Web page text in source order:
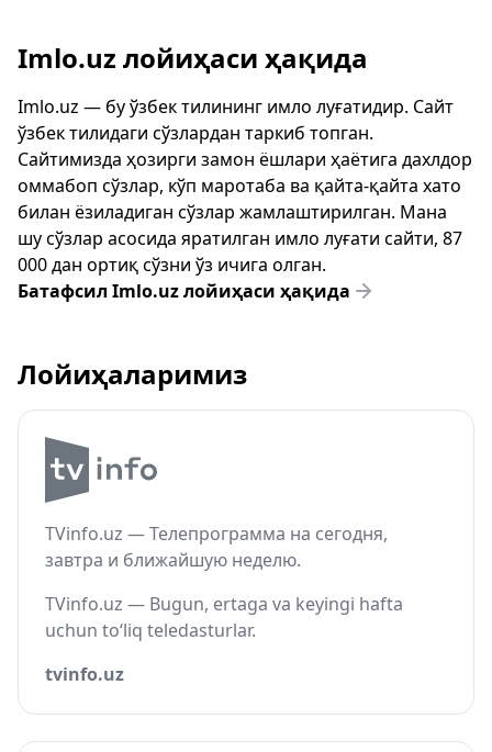
Imlo.uz лойиҳаси ҳақида
Imlo.uz — бу ўзбек тилининг имло луғатидир. Сайт
ўзбек тилидаги сўзлардан таркиб топган.
Сайтимизда ҳозирги замон ёшлари ҳаётига дахлдор
оммабоп сўзлар, кўп маротаба ва қайта-қайта хато
билан ёзиладиган сўзлар жамлаштирилган. Мана
шу сўзлар асосида яратилган имло луғати сайти, 87
000 дан ортиқ сўзни ўз ичига олган.
Батафсил Imlo.uz лойиҳаси ҳақида
Лойиҳаларимиз
TVinfo.uz — Телепрограмма на сегодня,
завтра и ближайшую неделю.
TVinfo.uz — Bugun, ertaga va keyingi hafta
uchun to‘liq teledasturlar.
tvinfo.uz